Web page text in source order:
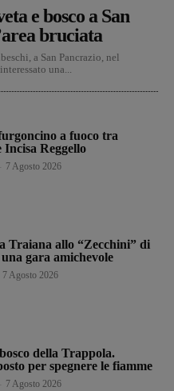
e bosco a San
bruciata
a San Pancrazio, nel
una...
a fuoco tra
Incisa Reggello
7 Agosto 2026
Traiana allo “Zecchini” di
gara amichevole
7 Agosto 2026
della Trappola.
per spegnere le fiamme
7 Agosto 2026